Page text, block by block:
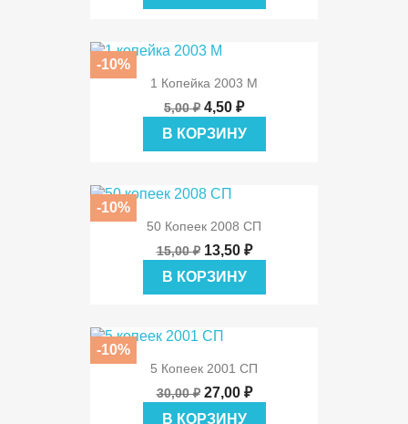
1 Копейка 2003 М
5,00 ₽ 4,50 ₽
В КОРЗИНУ
-10%
50 Копеек 2008 СП
15,00 ₽ 13,50 ₽
В КОРЗИНУ
-10%
5 Копеек 2001 СП
30,00 ₽ 27,00 ₽
В КОРЗИНУ
-10%